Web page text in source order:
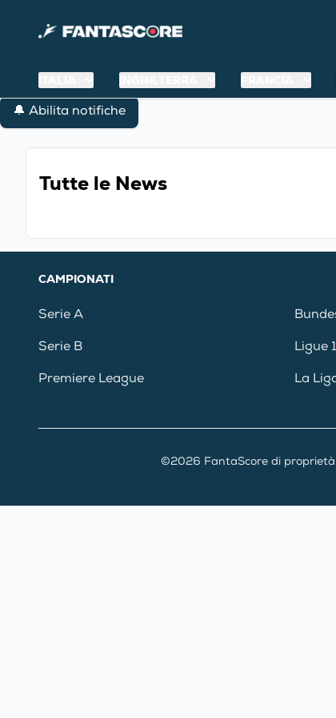
🔔 Abilita notifiche
Tutte le News
CAMPIONATI
Serie A
Serie B
Premiere League
Ligue 1
La
©2026 FantaScore di proprietà